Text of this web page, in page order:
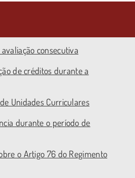
consecutiva
de créditos durante a
Unidades Curriculares
durante o período de
o Artigo 76 do Regimento